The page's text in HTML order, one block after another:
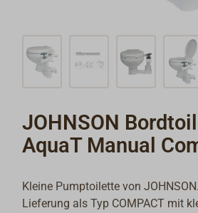
JOHNSON
AquaT Manual
Kleine Pumptoilette von JOHNSON.
Lieferung als Typ COMPACT mit